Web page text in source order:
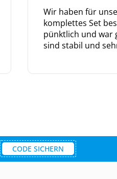
Wir haben für
komplettes Set
pünktlich und war
sind stabil und
CODE SICHERN